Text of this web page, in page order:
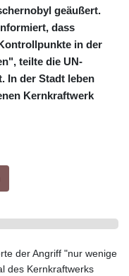
geäußert.
dass
in der
teilte die UN-
In der Stadt leben
Kernkraftwerk
der Angriff "nur wenige
des Kernkraftwerks